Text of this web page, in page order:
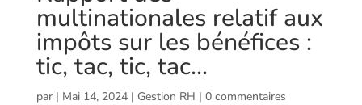
multinationales relatif aux
impôts sur les bénéfices :
tic, tac, tic, tac…
par | Mai 14, 2024| Gestion RH | 0 commentaires